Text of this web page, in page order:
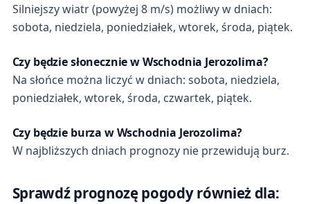
Silniejszy wiatr (powyżej 8 m/s) możliwy w dniach:
sobota, niedziela, poniedziałek, wtorek, środa, piątek.
Czy będzie słonecznie w Wschodnia Jerozolima?
Na słońce można liczyć w dniach: sobota, niedziela,
poniedziałek, wtorek, środa, czwartek, piątek.
Czy będzie burza w Wschodnia Jerozolima?
W najbliższych dniach prognozy nie przewidują burz.
Sprawdź prognozę pogody również dla: